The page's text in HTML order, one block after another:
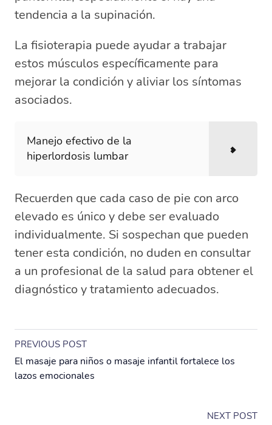
tendencia a la supinación.
La fisioterapia puede ayudar a trabajar
estos músculos específicamente para
mejorar la condición y aliviar los síntomas
asociados.
Manejo efectivo de la
hiperlordosis lumbar
Recuerden que cada caso de pie con arco
elevado es único y debe ser evaluado
individualmente. Si sospechan que pueden
tener esta condición, no duden en consultar
a un profesional de la salud para obtener el
diagnóstico y tratamiento adecuados.
PREVIOUS POST
El masaje para niños o masaje infantil fortalece los
lazos emocionales
NEXT POST